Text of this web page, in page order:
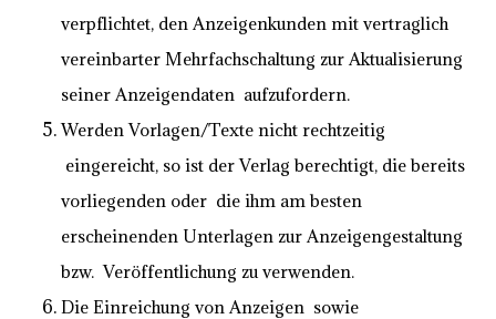
verpflichtet, den Anzeigenkunden mit vertraglich
vereinbarter Mehrfachschaltung zur Aktualisierung
seiner Anzeigendaten aufzufordern.
Werden Vorlagen/Texte nicht rechtzeitig
eingereicht, so ist der Verlag berechtigt, die bereits
vorliegenden oder die ihm am besten
erscheinenden Unterlagen zur Anzeigengestaltung
bzw. Veröffentlichung zu verwenden.
Die Einreichung von Anzeigen sowie